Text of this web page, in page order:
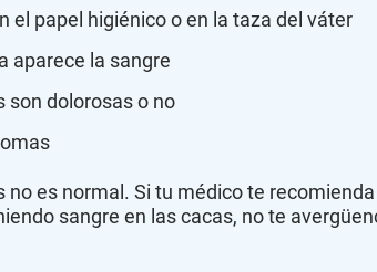
el papel higiénico o en la taza del váter
aparece la sangre
son dolorosas o no
no es normal. Si tu médico te
sangre en las cacas, no te